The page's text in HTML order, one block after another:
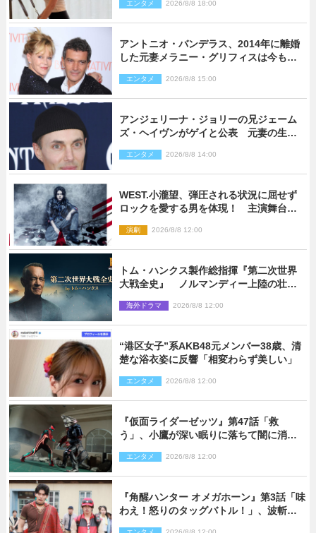
エンタメ 2026/8/8 18:00
アントニオ・バンデラス、2014年に離婚
した元妻メラニー・グリフィスは今も
エンタメ 2026/8/8 15:00
アンジェリーナ・ジョリーの兄ジェーム
ズ・ヘイヴンがゲイと公表 元妻の生配
エンタメ 2026/8/8 14:00
WEST.小瀧望、弾圧される状況に屈せず
ロックを愛する男を体現！ 主演舞台
演劇 2026/8/8 12:00
トム・ハンクス製作総指揮『第二次世界
大戦全史』 ノルマンディー上陸の壮絶
海外ドラマ 2026/8/8 12:00
“港区女子”系AKB48元メンバー38歳、清
楚な浴衣姿に反響「相変わらず美しい」
エンタメ 2026/8/8 12:00
『仮面ライダーゼッツ』第47話「救
う」、小鷹が深い眠りに落ちて闇に消え
エンタメ 2026/8/8 12:00
『角醒ハンター オメガホーン』第3話「味
わえ！怒りのタッグバトル！」、波斬の